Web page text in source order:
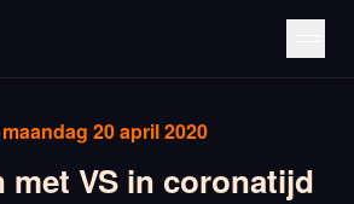
maandag 20 april 2020
met VS in coronatijd